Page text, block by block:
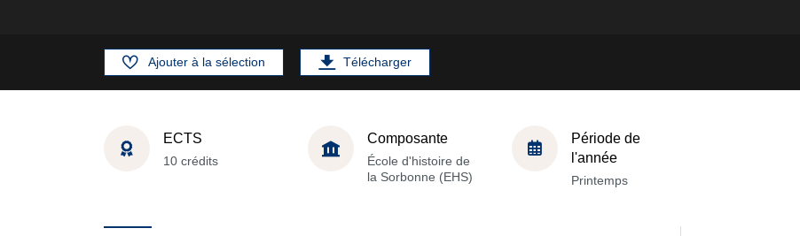
Ajouter à la sélection Télécharger
ECTS
10 crédits
Composante
École d'histoire de
la Sorbonne (EHS)
Période de
l'année
Printemps